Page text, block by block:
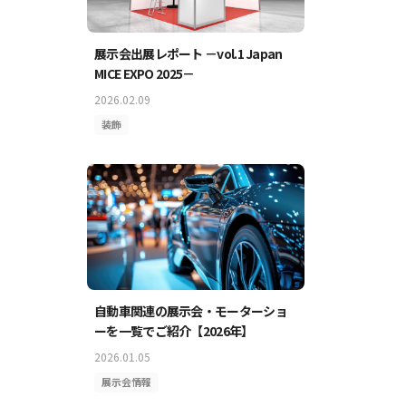
展示会出展レポート －vol.1 Japan
MICE EXPO 2025－
2026.02.09
装飾
自動車関連の展示会・モーターショ
ーを一覧でご紹介【2026年】
2026.01.05
展示会情報